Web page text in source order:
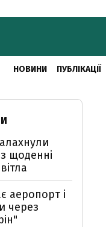
НОВИНИ ПУБЛІКАЦІЇ
щоденні
аеропорт і
через